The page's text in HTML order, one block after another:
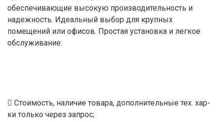
обеспечивающие высокую производительность и
надежность. Идеальный выбор для крупных
помещений или офисов. Простая установка и легкое
обслуживание.
Стоимость, наличие товара, дополнительные тех. хар-
ки только через запрос;